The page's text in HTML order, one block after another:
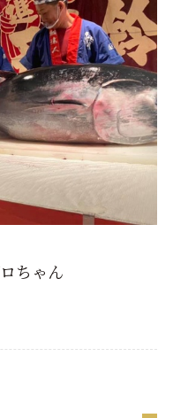
ちゃん